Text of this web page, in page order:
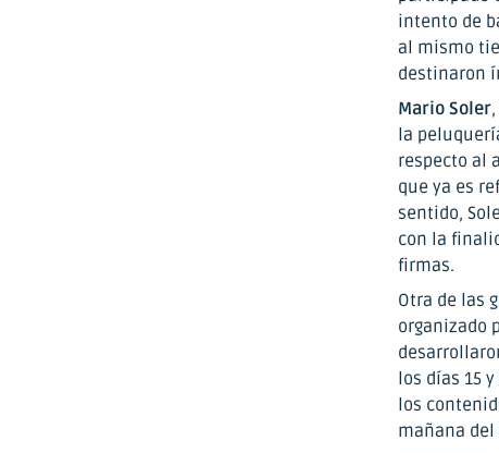
intento de
al mismo
destinaron
Mario Soler
la
respecto al
que ya es
sentido,
con la
firmas.
Otra de las
organizado
los días 15
los
mañana del